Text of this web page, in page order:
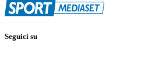
Seguici su